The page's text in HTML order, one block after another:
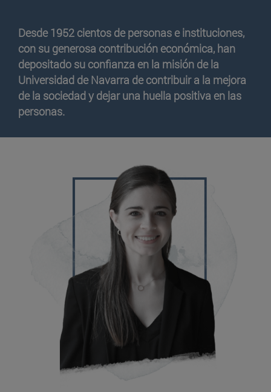
Desde 1952 cientos de personas e instituciones,
con su generosa contribución económica, han
depositado su confianza en la misión de la
Universidad de Navarra de contribuir a la mejora
de la sociedad y dejar una huella positiva en las
personas.